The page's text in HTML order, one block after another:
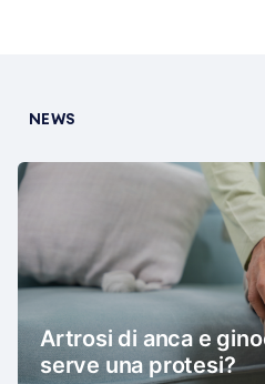
NEWS
Artrosi di anca e
serve una protesi?